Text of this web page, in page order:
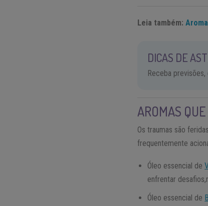
Leia também:
DICAS DE
Receba
AROMAS
Os traumas são
frequentemente
Óleo essencial de
enfrentar
Óleo essencial de